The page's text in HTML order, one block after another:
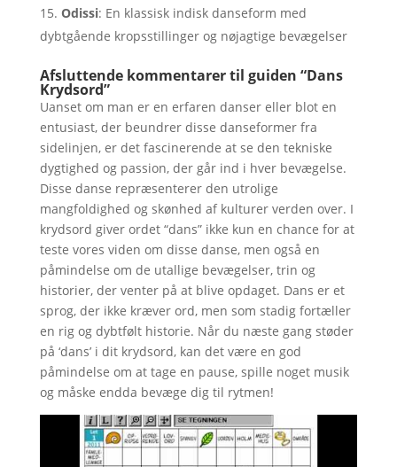
Odissi: En klassisk indisk danseform med
dybtgående kropsstillinger og nøjagtige bevægelser
Afsluttende kommentarer til guiden “Dans
Krydsord”
Uanset om man er en erfaren danser eller blot en
entusiast, der beundrer disse danseformer fra
sidelinjen, er det fascinerende at se den tekniske
dygtighed og passion, der går ind i hver bevægelse.
Disse danse repræsenterer den utrolige
mangfoldighed og skønhed af kulturer verden over. I
krydsord giver ordet “dans” ikke kun en chance for at
teste vores viden om disse danse, men også en
påmindelse om de utallige bevægelser, trin og
historier, der venter på at blive opdaget. Dans er et
sprog, der ikke kræver ord, men som stadig fortæller
en rig og dybtfølt historie. Når du næste gang støder
på ‘dans’ i dit krydsord, kan det være en god
påmindelse om at tage en pause, spille noget musik
og måske endda bevæge dig til rytmen!